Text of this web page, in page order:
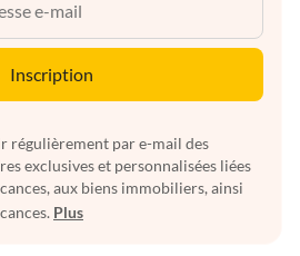
Inscription
régulièrement par e-mail des
exclusives et personnalisées liées
aux biens immobiliers, ainsi
Plus